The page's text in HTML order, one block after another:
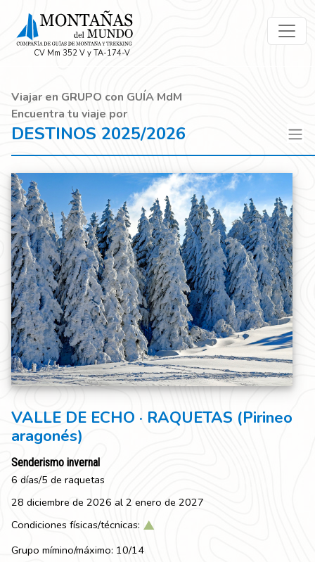
CV Mm 352 V y TA-174-V
Viajar en GRUPO con GUÍA MdM
Encuentra tu viaje por
DESTINOS 2025/2026
VALLE DE ECHO · RAQUETAS (Pirineo
aragonés)
Senderismo invernal
6 días/5 de raquetas
28 diciembre de 2026 al 2 enero de 2027
Condiciones físicas/técnicas:
Grupo mímino/máximo: 10/14